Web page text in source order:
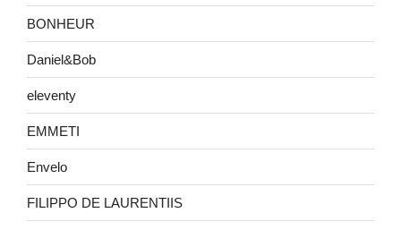
BONHEUR
Daniel&Bob
eleventy
EMMETI
Envelo
FILIPPO DE LAURENTIIS